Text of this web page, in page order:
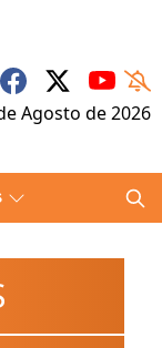
Agosto de 2026